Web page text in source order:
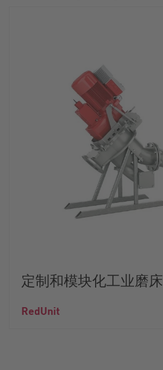
定制和模块化工业磨床
RedUnit